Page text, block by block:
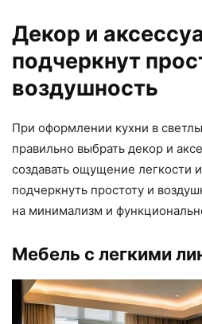
Декор и
подчеркнут
воздушность
При оформлении кухни в
правильно выбрать декор и
создавать ощущение легкости
подчеркнуть простоту и
на минимализм и
Мебель с легкими